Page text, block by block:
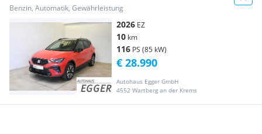
Benzin, Automatik, Gewährleistung
2026 EZ
10 km
116 PS (85 kW)
Autohaus Egger GmbH
4552 Wartberg an der Krems
€ 28.990